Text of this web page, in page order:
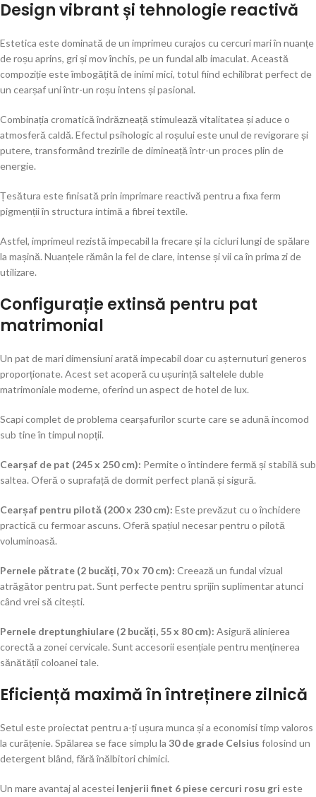
Design vibrant și tehnologie reactivă
Estetica este dominată de un imprimeu curajos cu cercuri mari în nuanțe
de roșu aprins, gri și mov închis, pe un fundal alb imaculat. Această
compoziție este îmbogățită de inimi mici, totul fiind echilibrat perfect de
un cearșaf uni într-un roșu intens și pasional.
Combinația cromatică îndrăzneață stimulează vitalitatea și aduce o
atmosferă caldă. Efectul psihologic al roșului este unul de revigorare și
putere, transformând trezirile de dimineață într-un proces plin de
energie.
Țesătura este finisată prin imprimare reactivă pentru a fixa ferm
pigmenții în structura intimă a fibrei textile.
Astfel, imprimeul rezistă impecabil la frecare și la cicluri lungi de spălare
la mașină. Nuanțele rămân la fel de clare, intense și vii ca în prima zi de
utilizare.
Configurație extinsă pentru pat
matrimonial
Un pat de mari dimensiuni arată impecabil doar cu așternuturi generos
proporționate. Acest set acoperă cu ușurință saltelele duble
matrimoniale moderne, oferind un aspect de hotel de lux.
Scapi complet de problema cearșafurilor scurte care se adună incomod
sub tine în timpul nopții.
Cearșaf de pat (245 x 250 cm): Permite o întindere fermă și stabilă sub
saltea. Oferă o suprafață de dormit perfect plană și sigură.
Cearșaf pentru pilotă (200 x 230 cm): Este prevăzut cu o închidere
practică cu fermoar ascuns. Oferă spațiul necesar pentru o pilotă
voluminoasă.
Pernele pătrate (2 bucăți, 70 x 70 cm): Creează un fundal vizual
atrăgător pentru pat. Sunt perfecte pentru sprijin suplimentar atunci
când vrei să citești.
Pernele dreptunghiulare (2 bucăți, 55 x 80 cm): Asigură alinierea
corectă a zonei cervicale. Sunt accesorii esențiale pentru menținerea
sănătății coloanei tale.
Eficiență maximă în întreținere zilnică
Setul este proiectat pentru a-ți ușura munca și a economisi timp valoros
la curățenie. Spălarea se face simplu la 30 de grade Celsius folosind un
detergent blând, fără înălbitori chimici.
Un mare avantaj al acestei lenjerii finet 6 piese cercuri rosu gri este